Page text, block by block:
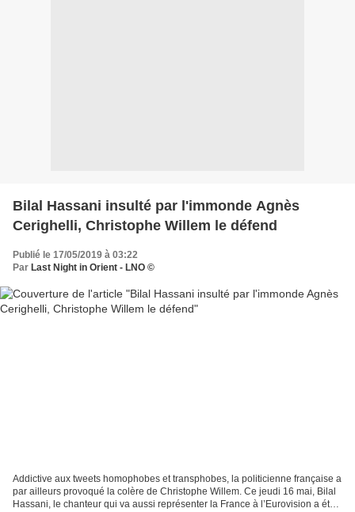
Bilal Hassani insulté par l'immonde Agnès
Cerighelli, Christophe Willem le défend
Publié le 17/05/2019 à 03:22
Par Last Night in Orient - LNO ©
Addictive aux tweets homophobes et transphobes, la politicienne française a
par ailleurs provoqué la colère de Christophe Willem. Ce jeudi 16 mai, Bilal
Hassani, le chanteur qui va aussi représenter la France à l’Eurovision a été